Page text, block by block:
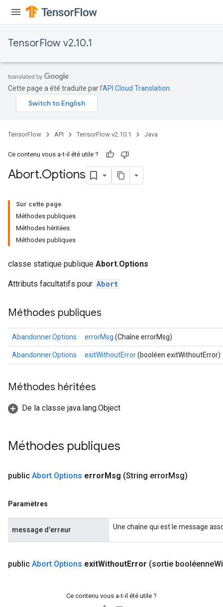
TensorFlow v2.10.1
Cette page a été traduite par l'API Cloud Translation
TensorFlow API TensorFlow v2.10.1 Java
Ce contenu vous a-t-il été utile ?
Abort.Options
Sur cette page
Méthodes publiques
Méthodes héritées
Méthodes publiques
classe statique publique Abort.Options
Attributs facultatifs pour Abort
Méthodes publiques
Abandonner.Options errorMsg (Chaîne errorMsg)
Abandonner.Options exitWithoutError(booléen exitWithoutError)
Méthodes héritées
De la classe java.lang.Object
Méthodes publiques
public Abort.Options errorMsg (String errorMsg)
Paramètres
message d'erreur Une chaîne qui est le message
public Abort.Options exitWithoutError (sortie booléenne
Ce contenu vous a-t-il été utile ?